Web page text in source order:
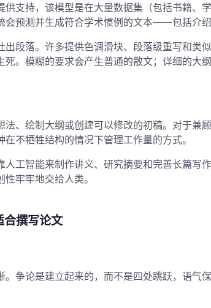
支持，该模型是在大量数据集（包括书籍、
会预测并生成符合学术惯例的文本——包括介绍
段落。许多提供色调滑块、段落级重写和类
。模糊的要求会产生普通的散文；详细的大
、绘制大纲或创建可以修改的初稿。对于兼
不牺牲结构的情况下管理工作量的方式。
工智能来制作讲义、研究摘要和完善长篇写
牢牢地交给人类。
合撰写论文
争论是建立起来的，而不是四处跳跃，语气